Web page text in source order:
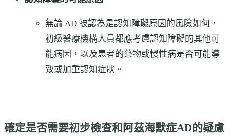
無論 AD 被認為是認知障礙原因的風險如何，
初級醫療機構人員都應考慮認知障礙的其他可
能病因，以及患者的藥物或慢性病是否可能導
致或加重認知症狀。
確定是否需要初步檢查和阿茲海默症AD的疑慮